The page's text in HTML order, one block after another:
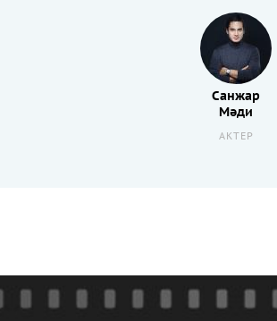
Санжар
Мәди
АКТЕР